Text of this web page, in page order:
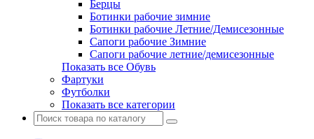
Берцы
Ботинки рабочие зимние
Ботинки рабочие Летние/Демисезонные
Сапоги рабочие Зимние
Сапоги рабочие летние/демисезонные
Показать все Обувь
Фартуки
Футболки
Показать все категории